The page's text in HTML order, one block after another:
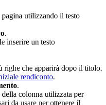
utilizzando il testo
.
inserire un testo
righe che apparirà dopo il titolo.
rendiconto.
.
colonna utilizzata per
da usare per ottenere il